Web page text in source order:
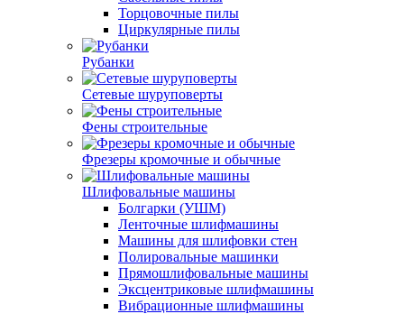
Торцовочные пилы
Циркулярные пилы
Рубанки
Сетевые шуруповерты
Фены строительные
Фрезеры кромочные и обычные
Шлифовальные машины
Болгарки (УШМ)
Ленточные шлифмашины
Машины для шлифовки стен
Полировальные машинки
Прямошлифовальные машины
Эксцентриковые шлифмашины
Вибрационные шлифмашины